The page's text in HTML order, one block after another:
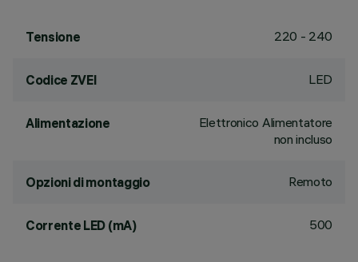
Tensione 220 - 240
Codice ZVEI LED
Alimentazione
Elettronico Alimentatore
non incluso
Opzioni di montaggio Remoto
Corrente LED (mA) 500